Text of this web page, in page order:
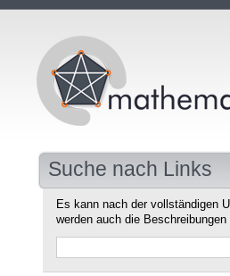
Suche nach Links
Es kann nach der vollständigen
werden auch die